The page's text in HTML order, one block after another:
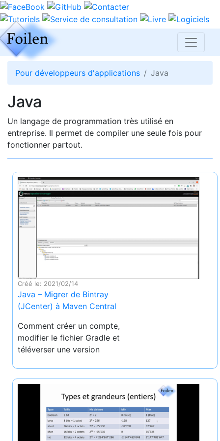
Pour développeurs d'applications Java
Java
Un langage de programmation très utilisé en
entreprise. Il permet de compiler une seule fois pour
fonctionner partout.
Créé le: 2021/02/14
Java – Migrer de Bintray
(JCenter) à Maven Central
Comment créer un compte,
modifier le fichier Gradle et
téléverser une version